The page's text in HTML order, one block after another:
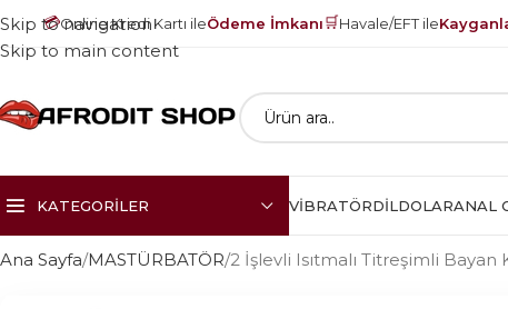
💳Online Kredi Kartı ileÖdeme İmkanı🛒Havale/EFT ile
Skip to navigation
Skip to main content
KATEGORILER VIBRATÖRDILDOLARANAL
Ana Sayfa MASTÜRBATÖR 2 İşlevli Isıtmalı Titreşimli